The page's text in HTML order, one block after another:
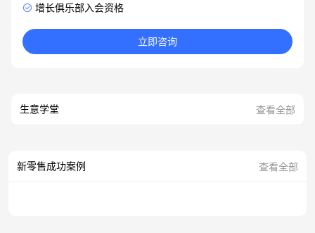
增长俱乐部入会资格
立即咨询
生意学堂 查看全部
新零售成功案例 查看全部